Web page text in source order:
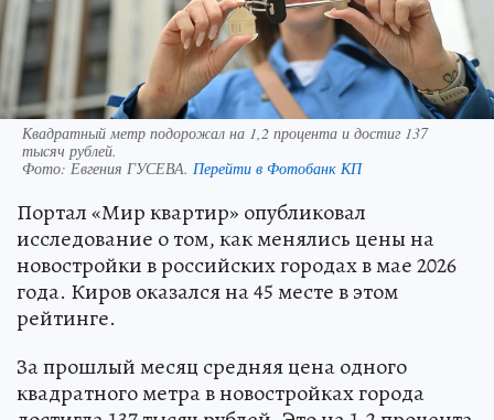
Квадратный метр подорожал на 1,2 процента и достиг 137
тысяч рублей.
Фото: Евгения ГУСЕВА. Перейти в Фотобанк КП
Портал «Мир квартир» опубликовал
исследование о том, как менялись цены на
новостройки в российских городах в мае 2026
года. Киров оказался на 45 месте в этом
рейтинге.
За прошлый месяц средняя цена одного
квадратного метра в новостройках города